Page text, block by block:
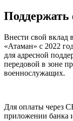
Внести свой
«Атаман» с 2022
для адресной
передовой в зоне
военнослужащих.
Для оплаты через
приложении банка